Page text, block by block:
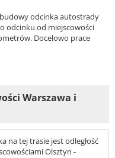
odcinka autostrady
odcinku od miejscowości
Docelowo prace
Warszawa i
na tej trasie jest odległość
Olsztyn -